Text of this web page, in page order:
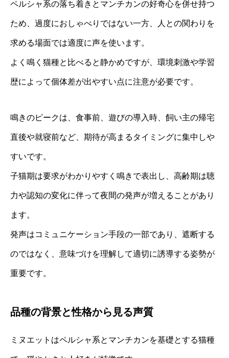
ペルシャ系の落ち着きとマンチカンの好奇心を併せ持つ
ため、過度におしゃべりではない一方、人との関わりを
求める場面では適度に声を使います。
よく鳴く猫種と比べると静かめですが、環境刺激や学習
歴によって個体差が出やすい点に注意が必要です。
鳴きのピークは、食事前、遊びの導入時、飼い主の帰宅
直後や就寝前など、期待が高まるタイミングに集中しや
すいです。
子猫期は要求がわかりやすく鳴きで表出し、高齢期は聴
力や認知の変化に伴って夜間の発声が増えることがあり
ます。
発声はコミュニケーション手段の一部であり、遮断する
のではなく、意味づけを理解して適切に誘導する姿勢が
重要です。
品種の背景と性格から見る声質
ミヌエットはペルシャ系とマンチカンを基礎とする猫種